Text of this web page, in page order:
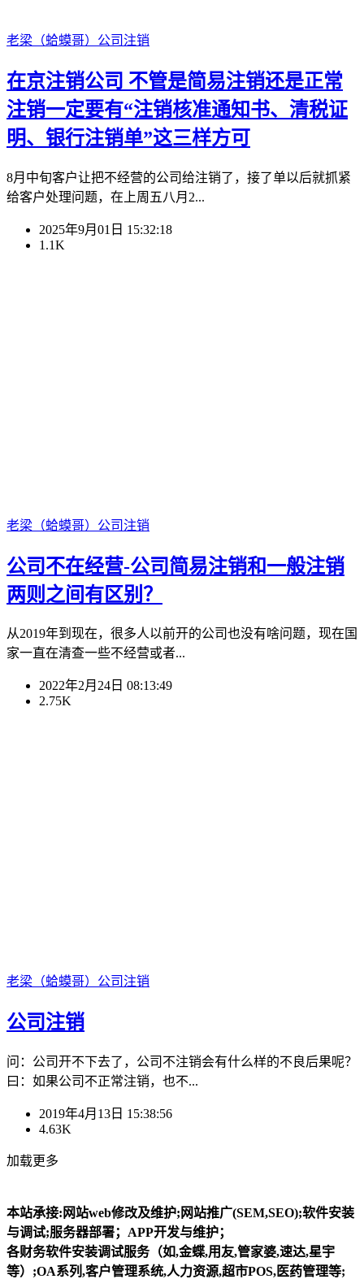
老梁（蛤蟆哥） 公司注销
在京注销公司 不管是简易注销还是正常
注销一定要有“注销核准通知书、清税证
明、银行注销单”这三样方可
8月中旬客户让把不经营的公司给注销了，接了单以后就抓紧
给客户处理问题，在上周五八月2...
2025年9月01日 15:32:18
1.1K
老梁（蛤蟆哥） 公司注销
公司不在经营-公司简易注销和一般注销
两则之间有区别？
从2019年到现在，很多人以前开的公司也没有啥问题，现在国
家一直在清查一些不经营或者...
2022年2月24日 08:13:49
2.75K
老梁（蛤蟆哥） 公司注销
公司注销
问：公司开不下去了，公司不注销会有什么样的不良后果呢？
曰：如果公司不正常注销，也不...
2019年4月13日 15:38:56
4.63K
加载更多
本站承接:网站web修改及维护;网站推广(SEM,SEO);软件安装
与调试;服务器部署；APP开发与维护；
各财务软件安装调试服务（如,金蝶,用友,管家婆,速达,星宇
等）;OA系列,客户管理系统,人力资源,超市POS,医药管理等;